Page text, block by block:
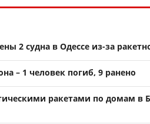
2 судна в Одессе из-за
– 1 человек погиб, 9 ранено
ракетами по домам в